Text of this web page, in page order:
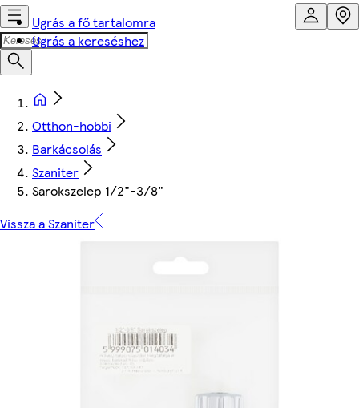
Ugrás a fő tartalomra
Ugrás a kereséshez
Otthon-hobbi
Barkácsolás
Szaniter
Sarokszelep 1/2"-3/8"
Vissza a Szaniter